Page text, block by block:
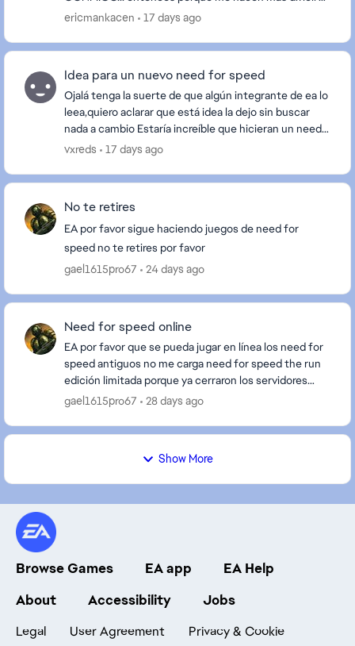
mi el juego que a los demás?... incluyendo a los de mi
ericmankacen 17 days ago
Idea para un nuevo need for speed
Ojalá tenga la suerte de que algún integrante de ea lo
leea,quiero aclarar que está idea la dejo sin buscar
nada a cambio Estaría increíble que hicieran un need
for speed basado en rápidos y furios...
vxreds 17 days ago
No te retires
EA por favor sigue haciendo juegos de need for
speed no te retires por favor
gael1615pro67
24 days ago
Need for speed online
EA por favor que se pueda jugar en línea los need for
speed antiguos no me carga need for speed the run
edición limitada porque ya cerraron los servidores
pero por favor qué se pueda jugar en línea l...
gael1615pro67 28 days ago
Show More
Browse Games EA app
EA Help
About
Accessibility Jobs
Legal User Agreement Privacy & Cookie